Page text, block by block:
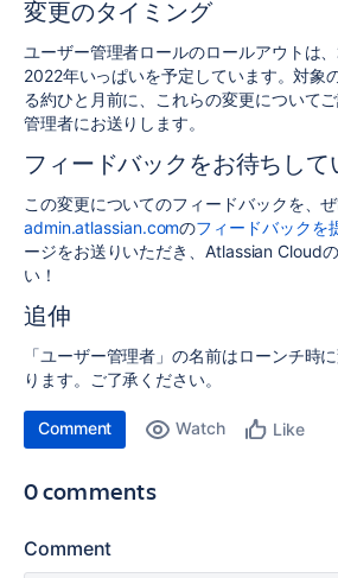
変更のタイミング
ユーザー管理者ロールのロールアウトは、
2022年いっぱいを予定しています。対象
る約ひと月前に、これらの変更について
管理者にお送りします。
フィードバックをお待ちして
この変更についてのフィードバックを、
admin.atlassian.comのフィードバックを
ージをお送りいただき、Atlassian Cloud
い！
追伸
「ユーザー管理者」の名前はローンチ時
ります。ご了承ください。
Comment Watch Like
0 comments
Comment